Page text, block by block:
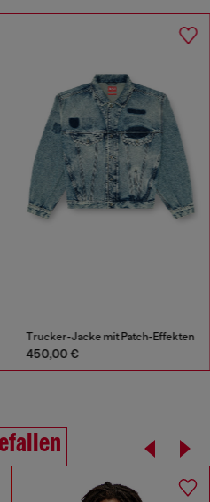
Trucker-Jacke mit Patch-Effekten
450,00 €